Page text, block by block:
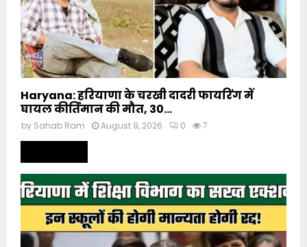
Haryana: हरियाणा के चरखी दादरी फायरिंग में
घायल कीर्तिमान की मौत, 30...
by Sahab Ram August 9, 2026 0 7